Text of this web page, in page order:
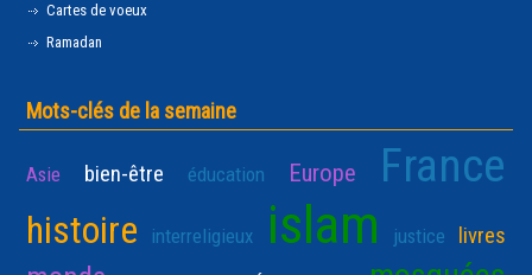
Cartes de voeux
Ramadan
Mots-clés de la semaine
Asie bien-être éducation Europe France
histoire interreligieux islam justice livres